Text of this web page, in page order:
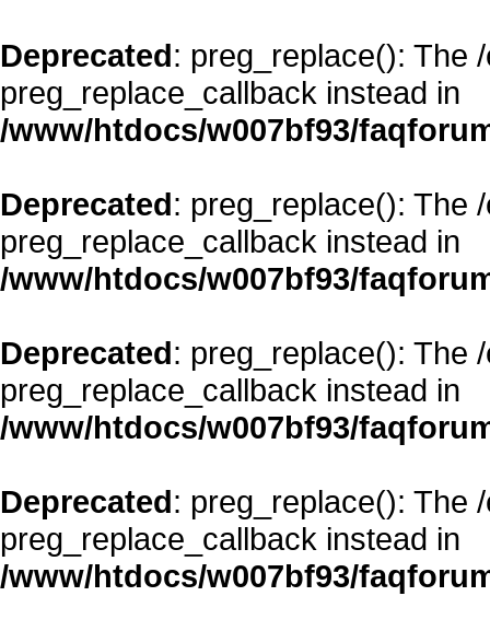
Deprecated: preg_replace(): The
preg_replace_callback instead in
/www/htdocs/w007bf93/
Deprecated: preg_replace(): The
preg_replace_callback instead in
/www/htdocs/w007bf93/
Deprecated: preg_replace(): The
preg_replace_callback instead in
/www/htdocs/w007bf93/
Deprecated: preg_replace(): The
preg_replace_callback instead in
/www/htdocs/w007bf93/